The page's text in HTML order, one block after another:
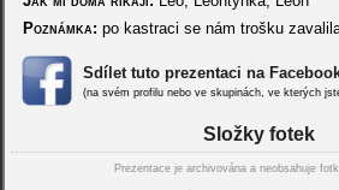
Poznámka: po kastraci se nám trošku
Sdílet tuto prezentaci na
(na svém profilu nebo ve skupinách, ve kterých
Složky fotek
Prezentace je archivována a neobsahuje